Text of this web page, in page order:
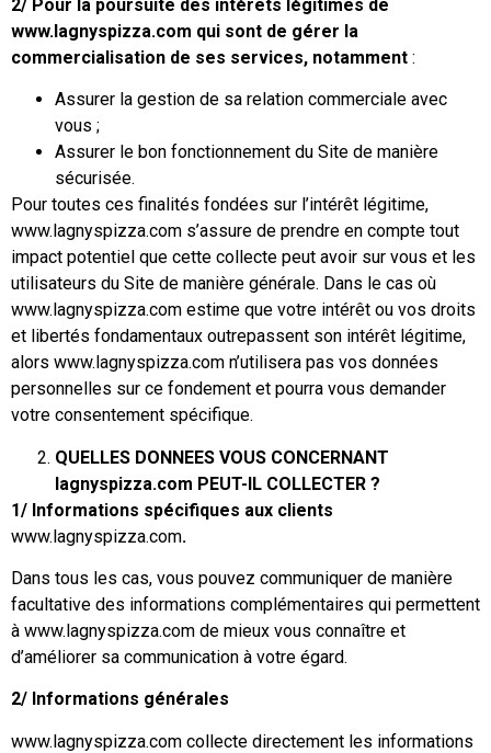
2/ Pour la poursuite des intérêts légitimes de
www.lagnyspizza.com qui sont de gérer la
commercialisation de ses services, notamment :
Assurer la gestion de sa relation commerciale avec
vous ;
Assurer le bon fonctionnement du Site de manière
sécurisée.
Pour toutes ces finalités fondées sur l’intérêt légitime,
www.lagnyspizza.com s’assure de prendre en compte tout
impact potentiel que cette collecte peut avoir sur vous et les
utilisateurs du Site de manière générale. Dans le cas où
www.lagnyspizza.com estime que votre intérêt ou vos droits
et libertés fondamentaux outrepassent son intérêt légitime,
alors www.lagnyspizza.com n’utilisera pas vos données
personnelles sur ce fondement et pourra vous demander
votre consentement spécifique.
QUELLES DONNEES VOUS CONCERNANT
lagnyspizza.com PEUT-IL COLLECTER ?
1/ Informations spécifiques aux clients
www.lagnyspizza.com.
Dans tous les cas, vous pouvez communiquer de manière
facultative des informations complémentaires qui permettent
à www.lagnyspizza.com de mieux vous connaître et
d’améliorer sa communication à votre égard.
2/ Informations générales
www.lagnyspizza.com collecte directement les informations